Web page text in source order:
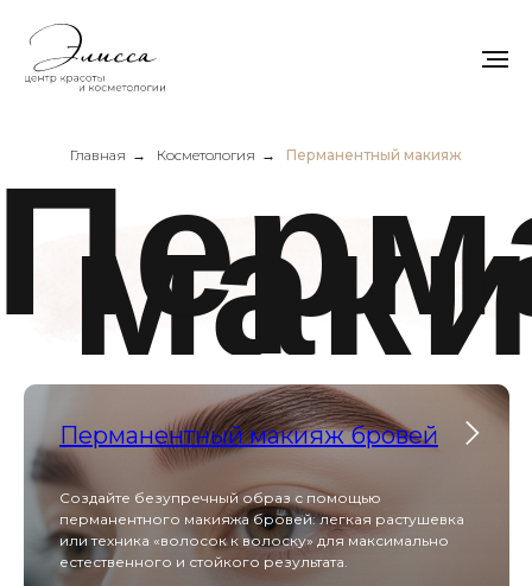
Главная → Косметология → Перманентный макияж
Перманентный макияж бровей
Создайте безупречный образ с помощью
перманентного макияжа бровей: легкая растушевка
или техника «волосок к волоску» для максимально
естественного и стойкого результата.